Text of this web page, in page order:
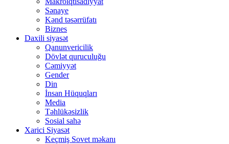
Sənaye
Kənd təsərrüfatı
Biznes
Daxili siyasət
Qanunvericilik
Dövlət quruculuğu
Cəmiyyət
Gender
Din
İnsan Hüquqları
Media
Təhlükəsizlik
Sosial sahə
Xarici Siyasət
Keçmiş Sovet məkanı